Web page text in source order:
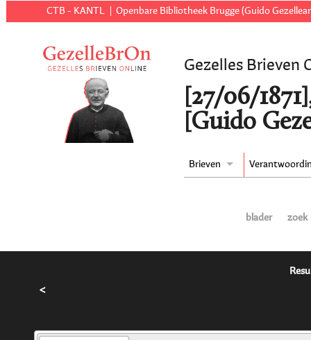
CTB - KANTL Openbare Bibliotheek Brugge (Guido
Gezelles Brieven
[27/06/
[Guido
Brieven
blader zoek
<